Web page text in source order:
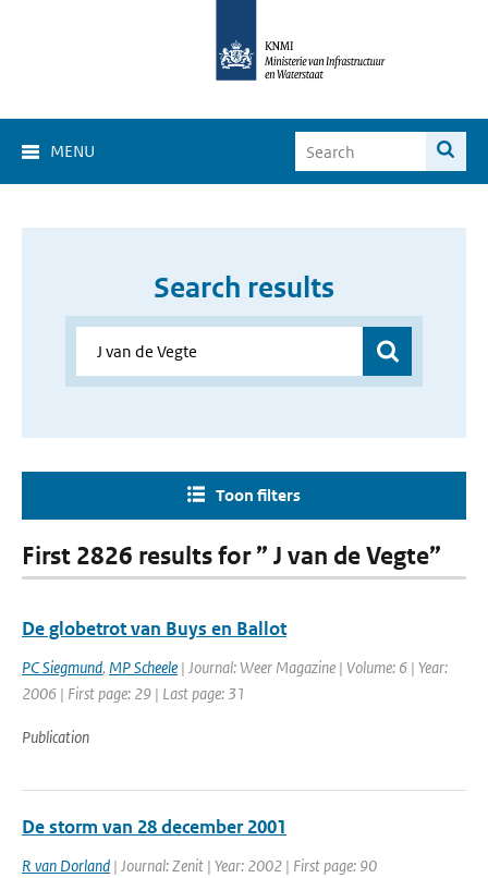
MENU
Search results
Toon filters
First 2826 results for ” J van de Vegte”
De globetrot van Buys en Ballot
PC Siegmund, MP Scheele | Journal: Weer Magazine | Volume: 6 | Year:
2006 | First page: 29 | Last page: 31
Publication
De storm van 28 december 2001
R van Dorland | Journal: Zenit | Year: 2002 | First page: 90